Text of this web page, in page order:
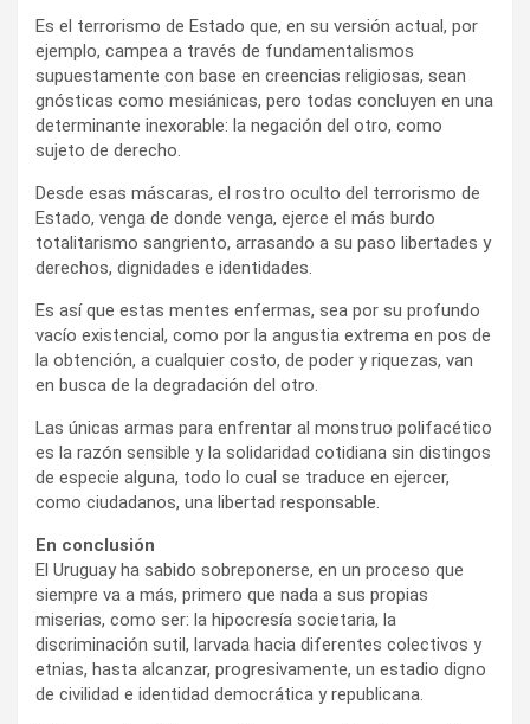
Es el terrorismo de Estado que, en su versión actual, por
ejemplo, campea a través de fundamentalismos
supuestamente con base en creencias religiosas, sean
gnósticas como mesiánicas, pero todas concluyen en una
determinante inexorable: la negación del otro, como
sujeto de derecho.
Desde esas máscaras, el rostro oculto del terrorismo de
Estado, venga de donde venga, ejerce el más burdo
totalitarismo sangriento, arrasando a su paso libertades y
derechos, dignidades e identidades.
Es así que estas mentes enfermas, sea por su profundo
vacío existencial, como por la angustia extrema en pos de
la obtención, a cualquier costo, de poder y riquezas, van
en busca de la degradación del otro.
Las únicas armas para enfrentar al monstruo polifacético
es la razón sensible y la solidaridad cotidiana sin distingos
de especie alguna, todo lo cual se traduce en ejercer,
como ciudadanos, una libertad responsable.
En conclusión
El Uruguay ha sabido sobreponerse, en un proceso que
siempre va a más, primero que nada a sus propias
miserias, como ser: la hipocresía societaria, la
discriminación sutil, larvada hacia diferentes colectivos y
etnias, hasta alcanzar, progresivamente, un estadio digno
de civilidad e identidad democrática y republicana.